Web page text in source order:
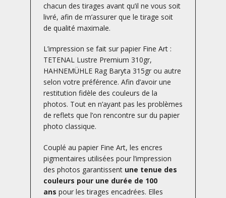
chacun des tirages avant qu’il ne vous soit
livré, afin de m’assurer que le tirage soit
de qualité maximale.
L’impression se fait sur papier Fine Art :
TETENAL Lustre Premium 310gr,
HAHNEMÜHLE Rag Baryta 315gr ou autre
selon votre préférence. Afin d’avoir une
restitution fidèle des couleurs de la
photos. Tout en n’ayant pas les problèmes
de reflets que l’on rencontre sur du papier
photo classique.
Couplé au papier Fine Art, les encres
pigmentaires utilisées pour l’impression
des photos garantissent une tenue des
couleurs pour une durée de 100
ans pour les tirages encadrées. Elles